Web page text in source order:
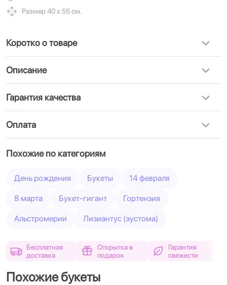
Размер 40 х 55 см.
Коротко о товаре
Описание
Гарантия качества
Оплата
Похожие по категориям
День рождения Букеты 14 февраля
8 марта Букет-гигант Гортензия
Альстромерии Лизиантус (эустома)
Бесплатная
доставка
Открытка в
подарок
Гарантия
свежести
Похожие букеты